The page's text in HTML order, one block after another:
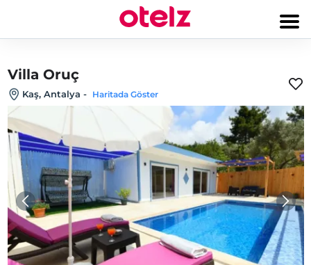
Villa Oruç
Kaş, Antalya - Haritada Göster